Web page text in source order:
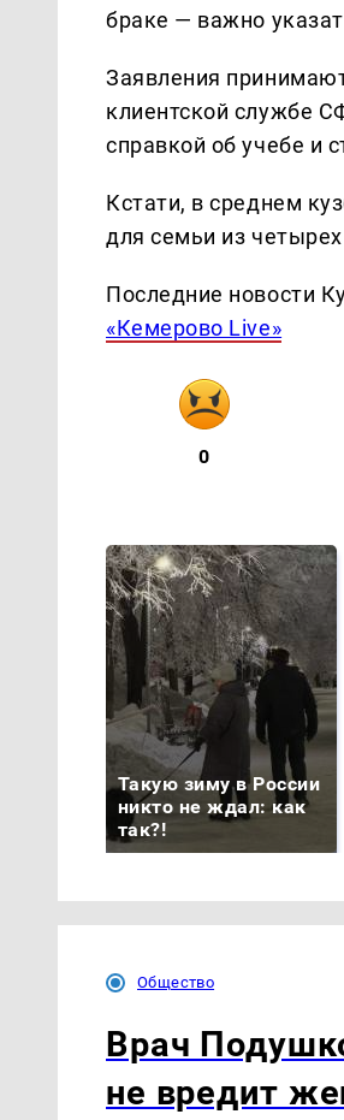
браке — важно
Заявления
клиентской службе
справкой об учебе и
Кстати, в среднем
для семьи из
Последние новости
«Кемерово Live»
0
Такую зиму в России
никто не ждал: как
так?!
Общество
Врач
не вредит